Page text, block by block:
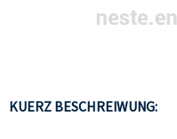
KUERZ BESCHREIWUNG: